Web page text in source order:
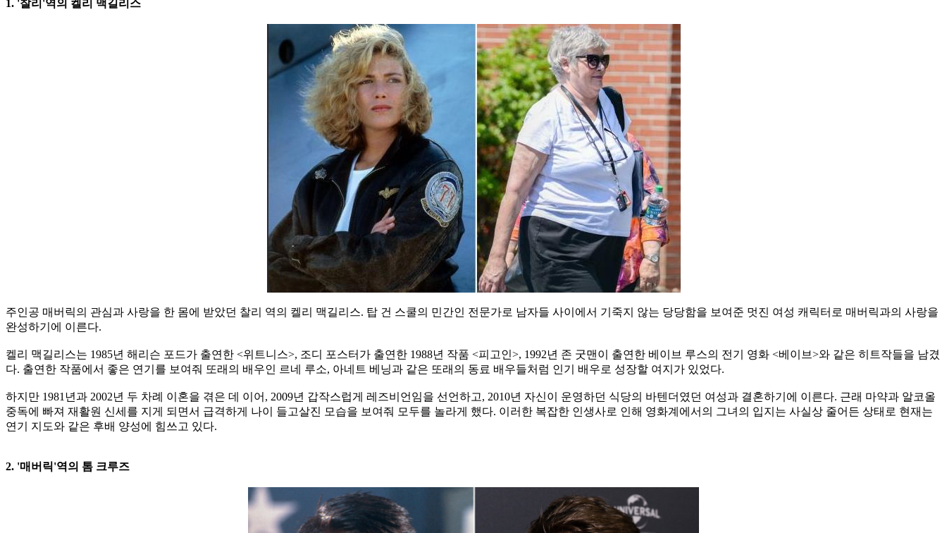
1. '찰리'역의 켈리 맥길리스
주인공 매버릭의 관심과 사랑을 한 몸에 받았던 찰리 역의 켈리 맥길리스. 탑 건 스쿨의 민간인 전문가로 남자들 사이에서 기죽지 않는 당당함을 보여준 멋진 여성 캐릭터로 매버릭과의 사랑을
완성하기에 이른다.
켈리 맥길리스는 1985년 해리슨 포드가 출연한 <위트니스>, 조디 포스터가 출연한 1988년 작품 <피고인>, 1992년 존 굿맨이 출연한 베이브 루스의 전기 영화 <베이브>와 같은 히트작들을 남겼
다. 출연한 작품에서 좋은 연기를 보여줘 또래의 배우인 르네 루소, 아네트 베닝과 같은 또래의 동료 배우들처럼 인기 배우로 성장할 여지가 있었다.
하지만 1981년과 2002년 두 차례 이혼을 겪은 데 이어, 2009년 갑작스럽게 레즈비언임을 선언하고, 2010년 자신이 운영하던 식당의 바텐더였던 여성과 결혼하기에 이른다. 근래 마약과 알코올
중독에 빠져 재활원 신세를 지게 되면서 급격하게 나이 들고살진 모습을 보여줘 모두를 놀라게 했다. 이러한 복잡한 인생사로 인해 영화계에서의 그녀의 입지는 사실상 줄어든 상태로 현재는
연기 지도와 같은 후배 양성에 힘쓰고 있다.
2. '매버릭'역의 톰 크루즈